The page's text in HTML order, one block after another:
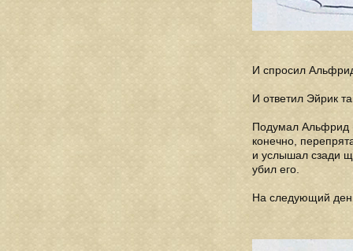
И спросил
И ответил Эйрик
Подумал Альфрид
конечно,
и услышал сзади
убил его.
На следующий